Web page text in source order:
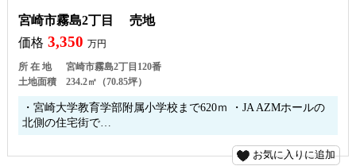
宮崎市霧島2丁目 売地
価格 3,350 万円
所 在 地
宮崎市霧島2丁目120番
土地面積
234.2㎡（70.85坪）
・宮崎大学教育学部附属小学校まで620ｍ ・JA AZMホールの
北側の住宅街で…
お気に入りに追加